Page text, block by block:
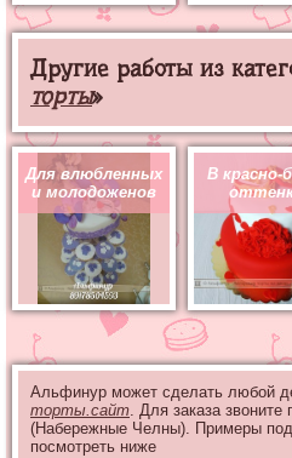
Другие работы из
торты»
Для влюбленных
и молодоженов
В красно-
Альфинур может сделать любой
торты.сайт. Для заказа звоните
(Набережные Челны). Примеры
посмотреть ниже